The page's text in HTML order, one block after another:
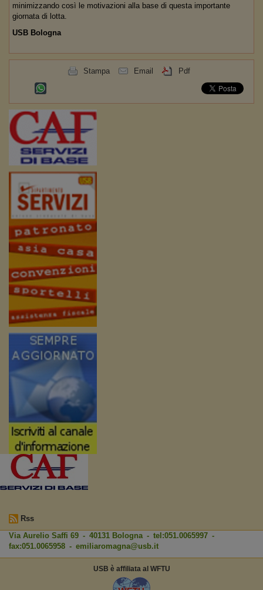
minimizzando così le motivazioni alla base di questa importante
giornata di lotta.
USB Bologna
Stampa Email Pdf
Rss
Via Aurelio Saffi 69 - 40131 Bologna - tel:051.0065997 -
fax:051.0065958 - emiliaromagna@usb.it
USB è affiliata al WFTU